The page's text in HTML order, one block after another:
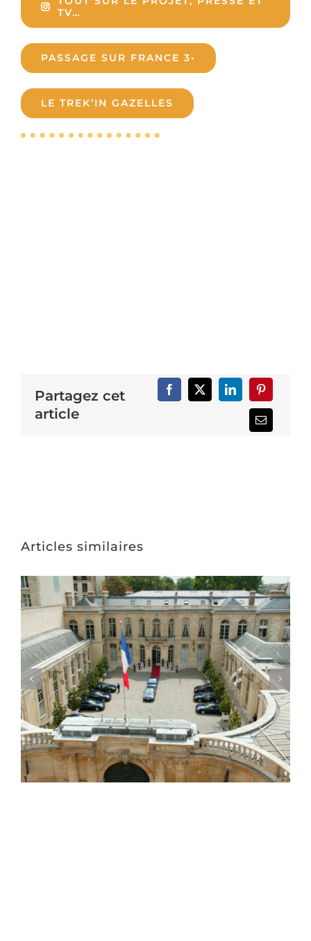
TV…
PASSAGE SUR FRANCE 3•
LE TREK’IN GAZELLES
Partagez cet
article
Articles similaires